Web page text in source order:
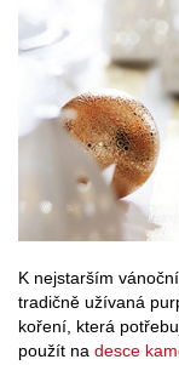
K nejstarším
tradičně užívaná
koření, která
použít na desce